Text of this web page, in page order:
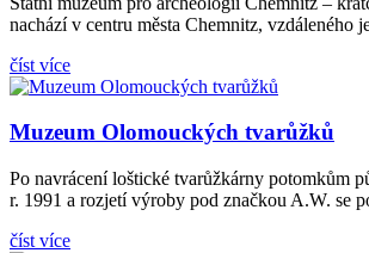
nachází v centru města Chemnitz, vzdáleného
číst více
Muzeum Olomouckých tvarůžků
Po navrácení loštické tvarůžkárny potomkům
r. 1991 a rozjetí výroby pod značkou A.W. se
číst více